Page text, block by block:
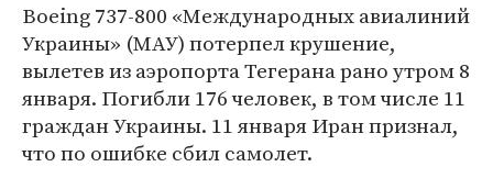
Boeing 737-800 «Международных авиалиний
Украины» (МАУ) потерпел крушение,
вылетев из аэропорта Тегерана рано утром 8
января. Погибли 176 человек, в том числе 11
граждан Украины. 11 января Иран признал,
что по ошибке сбил самолет.